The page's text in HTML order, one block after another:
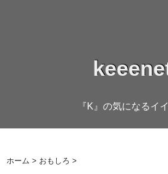
『K』の気になるイ
ホーム > おもしろ >